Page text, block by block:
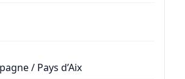
/ Pays d’Aix